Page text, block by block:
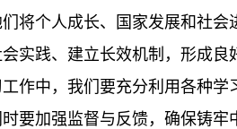
将个人成长、国家发展和社会
实践、建立长效机制，形成良
作中，我们要充分利用各种
时要加强监督与反馈，确保铸